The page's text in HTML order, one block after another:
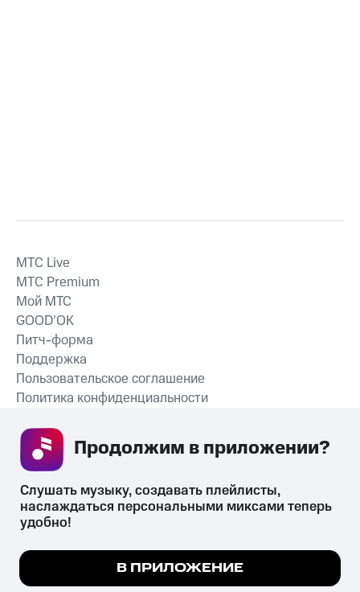
СКАЧАТЬ ПРИЛОЖЕНИЕ
MTС Live
MTС Premium
Мой МТС
GOOD’OK
Питч-форма
Поддержка
Пользовательское соглашение
Политика конфиденциальности
психотропных веществ, их аналогов причиняет вред здоровью,
их незаконный оборот запрещён и влечёт установленную
законодательством ответственность.
Мы используем куки, чтобы на сайте все
Подробнее
Слушать музыку, создавать плейлисты,
наслаждаться персональными миксами теперь
удобно!
В ПРИЛОЖЕНИЕ